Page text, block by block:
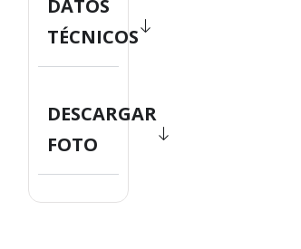
DATOS
TÉCNICOS
DESCARGAR
FOTO